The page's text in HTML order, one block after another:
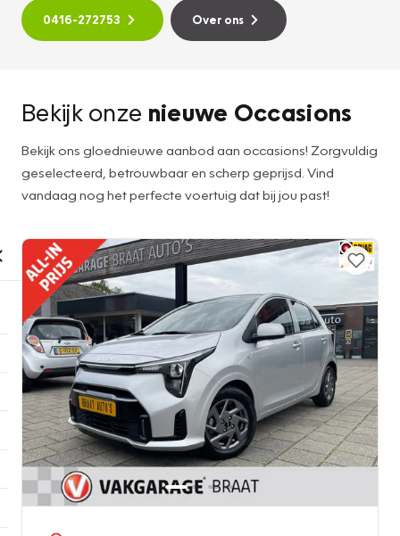
0416-272753 Over ons
Bekijk onze nieuwe Occasions
Bekijk ons gloednieuwe aanbod aan occasions! Zorgvuldig
geselecteerd, betrouwbaar en scherp geprijsd. Vind
vandaag nog het perfecte voertuig dat bij jou past!